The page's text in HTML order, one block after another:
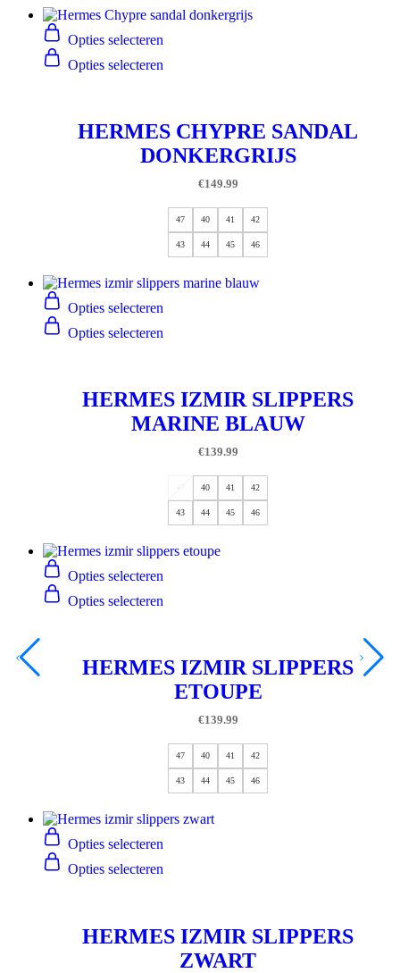
Opties selecteren
Opties selecteren
HERMES CHYPRE SANDAL
DONKERGRIJS
€149.99
47 40 41 42
43 44 45 46
Opties selecteren
Opties selecteren
HERMES IZMIR SLIPPERS
MARINE BLAUW
€139.99
40 41 42
43 44 45 46
Opties selecteren
Opties selecteren
HERMES IZMIR SLIPPERS
ETOUPE
€139.99
47 40 41 42
43 44 45 46
Opties selecteren
Opties selecteren
HERMES IZMIR SLIPPERS
ZWART